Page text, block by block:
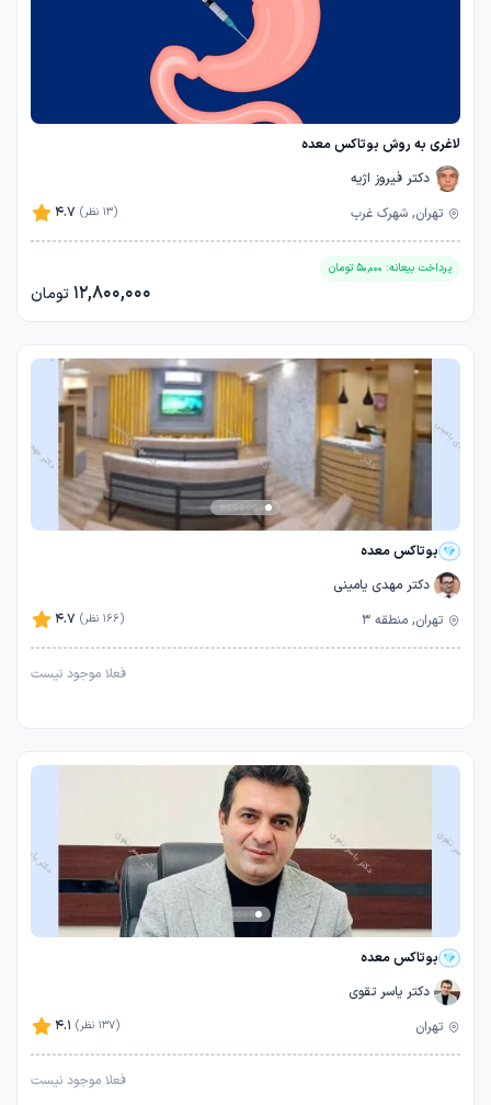
لاغری به روش بوتاکس معده
دکتر فیروز اژیه
4.7
(13 نظر) تهران, شهرک غرب
پرداخت بیعانه: 50,000 تومان
12,800,000تومان
بوتاکس معده
دکتر مهدی یامینی
4.7
(166 نظر) تهران, منطقه 3
فعلا موجود نیست
بوتاکس معده
دکتر یاسر تقوی
4.1
(137 نظر) تهران
فعلا موجود نیست